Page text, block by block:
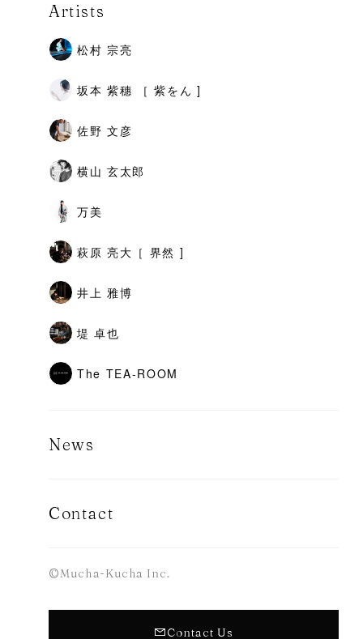
Artists
松村 宗亮
坂本 紫穗 ［ 紫をん ]
佐野 文彦
横山 玄太郎
万美
萩原 亮大［ 界然 ]
井上 雅博
堤 卓也
The TEA-ROOM
News
Contact
©Mucha-Kucha Inc.
Contact Us